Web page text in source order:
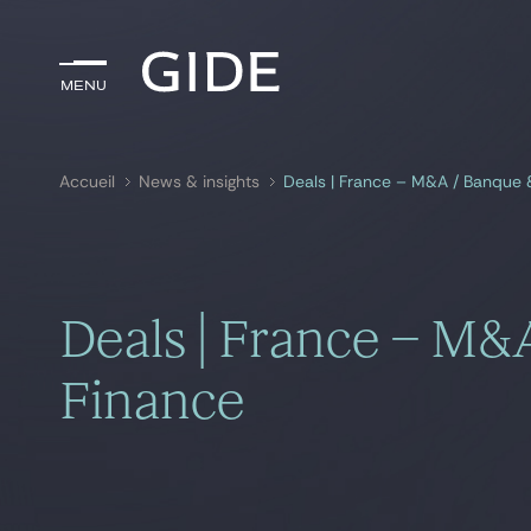
Menu
Menu
Accueil News & insights Deals | France – M&A / Banque
Deals | France –
Finance